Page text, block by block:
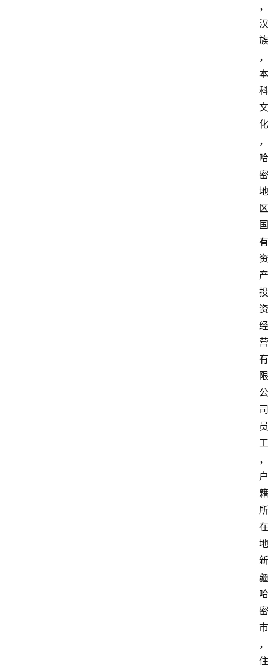
，
汉
族
，
本
科
文
化
，
哈
密
地
区
国
有
资
产
投
资
经
营
有
限
公
司
员
工
，
户
籍
所
在
地
新
疆
哈
密
市
，
住